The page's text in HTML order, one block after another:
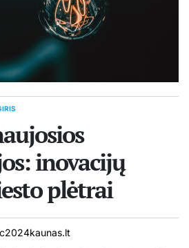
inovacijų
plėtrai